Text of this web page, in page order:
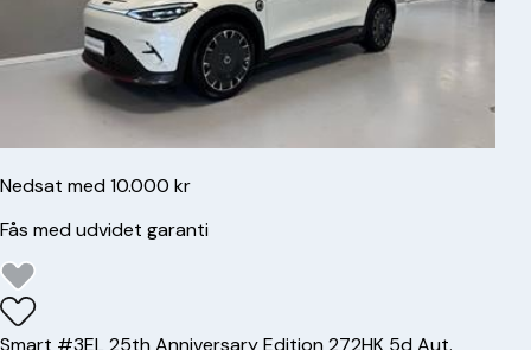
Nedsat med 10.000 kr
Fås med udvidet garanti
Smart #3EL 25th Anniversary Edition 272HK 5d Aut.